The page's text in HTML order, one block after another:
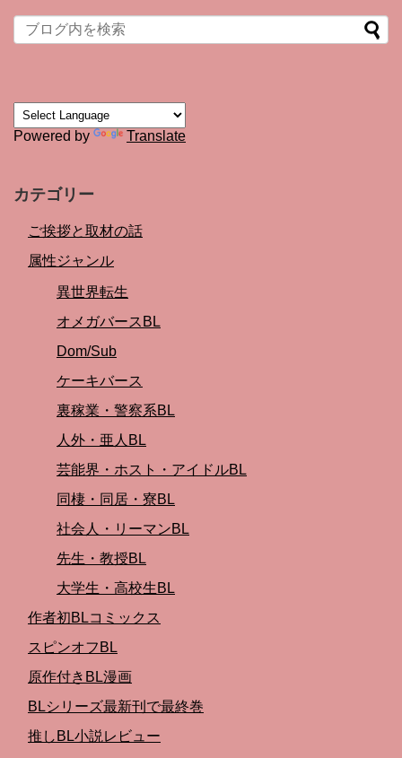
Powered by Translate
カテゴリー
ご挨拶と取材の話
属性ジャンル
異世界転生
オメガバースBL
Dom/Sub
ケーキバース
裏稼業・警察系BL
人外・亜人BL
芸能界・ホスト・アイドルBL
同棲・同居・寮BL
社会人・リーマンBL
先生・教授BL
大学生・高校生BL
作者初BLコミックス
スピンオフBL
原作付きBL漫画
BLシリーズ最新刊で最終巻
推しBL小説レビュー